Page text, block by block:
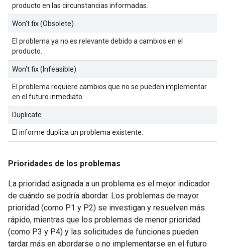
producto en las circunstancias informadas.
Won't fix (Obsolete)
El problema ya no es relevante debido a cambios en el
producto.
Won't fix (Infeasible)
El problema requiere cambios que no se pueden implementar
en el futuro inmediato.
Duplicate
El informe duplica un problema existente.
Prioridades de los problemas
La prioridad asignada a un problema es el mejor indicador
de cuándo se podría abordar. Los problemas de mayor
prioridad (como P1 y P2) se investigan y resuelven más
rápido, mientras que los problemas de menor prioridad
(como P3 y P4) y las solicitudes de funciones pueden
tardar más en abordarse o no implementarse en el futuro